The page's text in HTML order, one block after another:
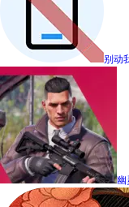
别动
幽